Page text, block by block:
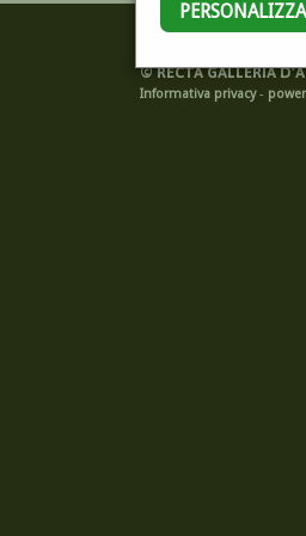
PERSONALIZZA
©RECTA GALLERIA
Informativa privacy-